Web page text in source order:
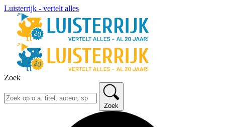
Luisterrijk - vertelt alles
Zoek
Zoek